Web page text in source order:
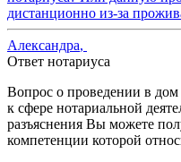
дистанционно из-за
Александра,
Ответ нотариуса
Вопрос о проведении в
к сфере нотариальной
разъяснения Вы можете
компетенции которой